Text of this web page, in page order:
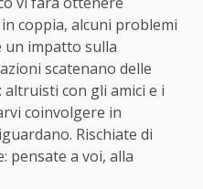
in coppia, alcuni problemi
impatto sulla
scatenano delle
con gli amici e i
coinvolgere in
Rischiate di
pensate a voi, alla